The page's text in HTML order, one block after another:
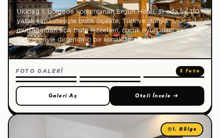
Uludağ 1. bölgede konumlanan Ergun Hotel, 31 oda ve 110
yatak kapasitesiyle butik ölçekte; Türk ve dünya
mutfağından açık büfe lezzetleri, çocuk oyun alanı ve sıcak
atmosferiyle dinlendirici bir konaklama sağlar.
FOTO GALERİ 5 foto
Galeri Aç Oteli İncele →
1. Bölge